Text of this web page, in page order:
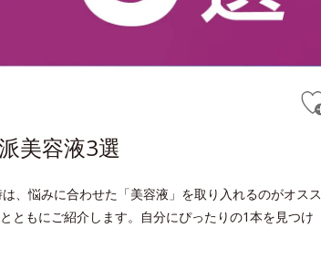
美容液3選
、悩みに合わせた「美容液」を取り入れるのがオスス
ともにご紹介します。自分にぴったりの1本を見つけ